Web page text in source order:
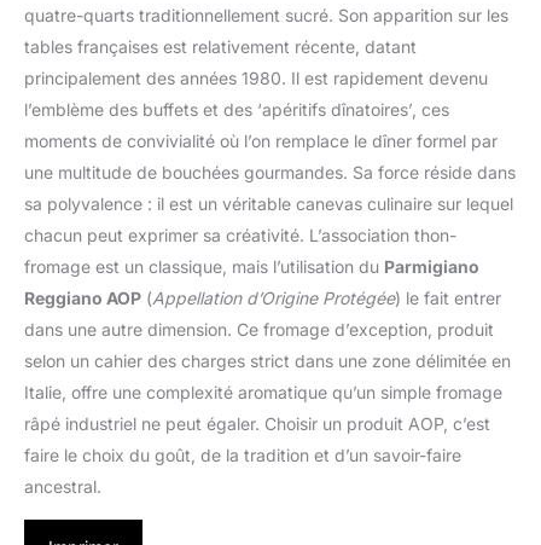
quatre-quarts traditionnellement sucré. Son apparition sur les
tables françaises est relativement récente, datant
principalement des années 1980. Il est rapidement devenu
l’emblème des buffets et des ‘apéritifs dînatoires’, ces
moments de convivialité où l’on remplace le dîner formel par
une multitude de bouchées gourmandes. Sa force réside dans
sa polyvalence : il est un véritable canevas culinaire sur lequel
chacun peut exprimer sa créativité. L’association thon-
fromage est un classique, mais l’utilisation du Parmigiano
Reggiano AOP (Appellation d’Origine Protégée) le fait entrer
dans une autre dimension. Ce fromage d’exception, produit
selon un cahier des charges strict dans une zone délimitée en
Italie, offre une complexité aromatique qu’un simple fromage
râpé industriel ne peut égaler. Choisir un produit AOP, c’est
faire le choix du goût, de la tradition et d’un savoir-faire
ancestral.